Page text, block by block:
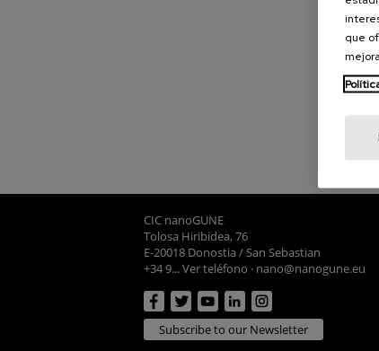
CIC nanoGUNE
Tolosa Hiribidea, 76
E-20018 Donostia / San Sebastian
+34 9... Ver teléfono · nano@nanogune.eu
Subscribe to our Newsletter
que